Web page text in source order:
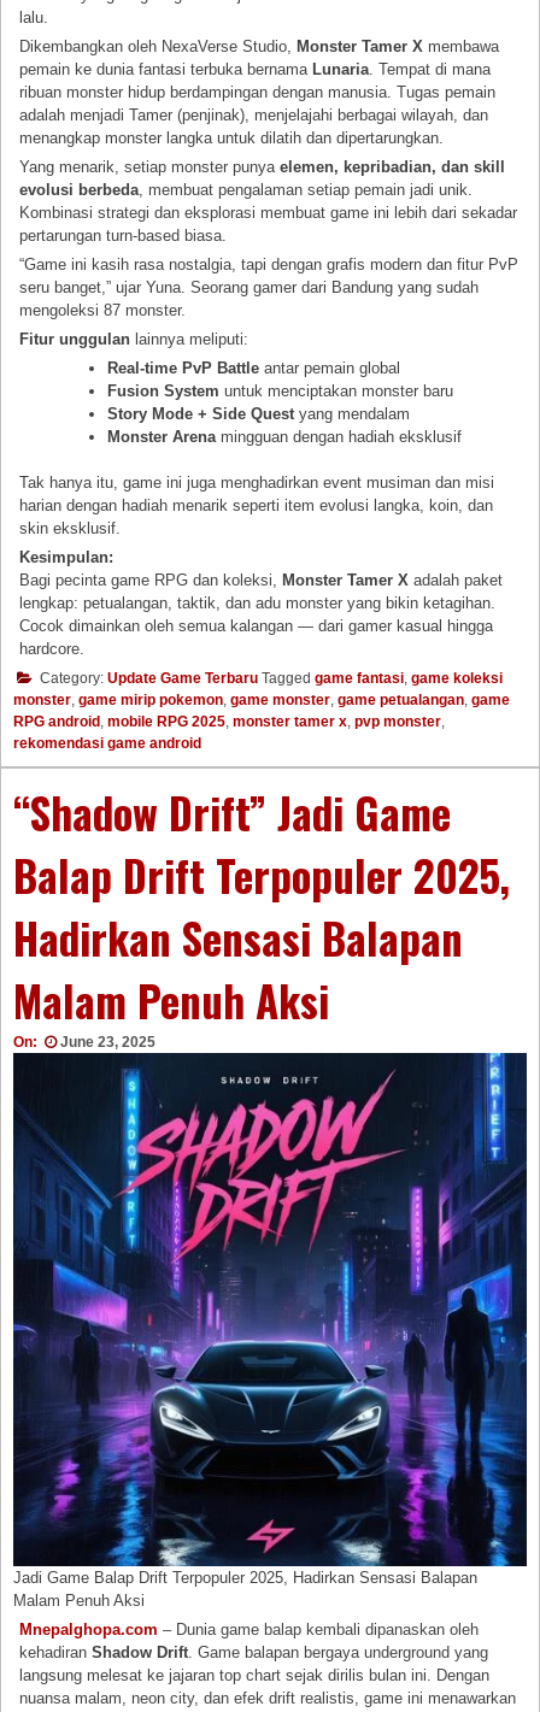
lalu.
Dikembangkan oleh NexaVerse Studio,
Monster Tamer X membawa
pemain ke dunia fantasi terbuka bernama Lunaria . Tempat di mana
ribuan monster hidup berdampingan dengan manusia. Tugas pemain
adalah menjadi Tamer (penjinak), menjelajahi berbagai wilayah, dan
menangkap monster langka untuk dilatih dan dipertarungkan.
Yang menarik, setiap monster punyaelemen, kepribadian, dan skill
evolusi berbeda , membuat pengalaman setiap pemain jadi unik.
Kombinasi strategi dan eksplorasi membuat game ini lebih dari sekadar
pertarungan turn-based biasa.
“Game ini kasih rasa nostalgia, tapi dengan grafis modern dan fitur PvP
seru banget,” ujar Yuna. Seorang gamer dari Bandung yang sudah
mengoleksi 87 monster.
Fitur unggulan lainnya meliputi:
Real-time PvP Battle antar pemain global
Fusion System untuk menciptakan monster baru
Story Mode + Side Questyang mendalam
Monster Arenamingguan dengan hadiah eksklusif
Tak hanya itu, game ini juga menghadirkan event musiman dan misi
harian dengan hadiah menarik seperti item evolusi langka, koin, dan
skin eksklusif.
Kesimpulan:
Bagi pecinta game RPG dan koleksi, Monster Tamer X adalah paket
lengkap: petualangan, taktik, dan adu monster yang bikin ketagihan.
Cocok dimainkan oleh semua kalangan — dari gamer kasual hingga
hardcore.
Category: Update Game Terbaru Tagged game fantasi game koleksi
monster game mirip pokemon game monster game petualangan game
RPG android mobile RPG 2025 monster tamer x pvp monster
rekomendasi game android
“Shadow Drift” Jadi Game
Balap Drift Terpopuler 2025,
Hadirkan Sensasi Balapan
Malam Penuh Aksi
On: June 23, 2025
Jadi Game Balap Drift Terpopuler 2025, Hadirkan Sensasi Balapan
Malam Penuh Aksi
Mnepalghopa.com – Dunia game balap kembali dipanaskan oleh
kehadiranShadow Drift . Game balapan bergaya underground yang
langsung melesat ke jajaran top chart sejak dirilis bulan ini. Dengan
nuansa malam, neon city, dan efek drift realistis, game ini menawarkan